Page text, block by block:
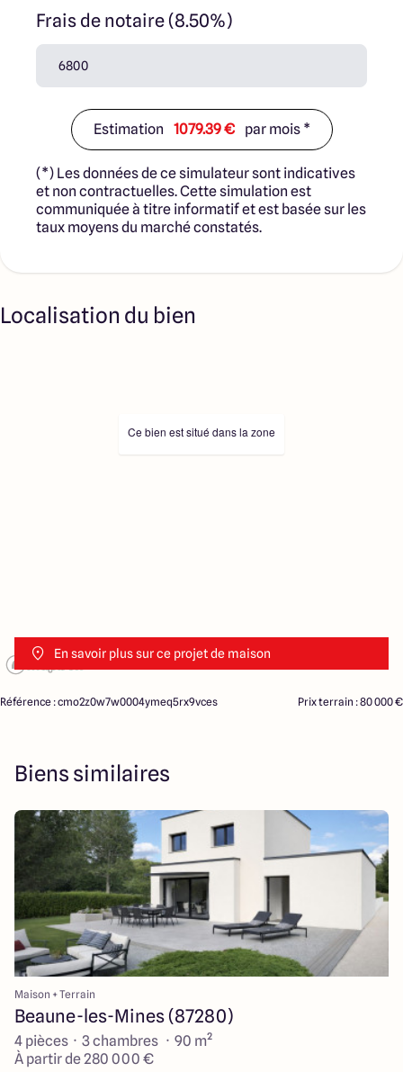
Frais de notaire (8.50%)
Estimation 1079.39 € par mois *
(*) Les données de ce simulateur sont indicatives
et non contractuelles. Cette simulation est
communiquée à titre informatif et est basée sur les
taux moyens du marché constatés.
Localisation du bien
En savoir plus sur ce projet de maison
Ce bien est situé dans la zone
Référence : cmo2z0w7w0004ymeq5rx9vces Prix terrain : 80 000 €
Biens similaires
Maison + Terrain
Beaune-les-Mines (87280)
4 pièces · 3 chambres · 90 m²
À partir de 280 000 €